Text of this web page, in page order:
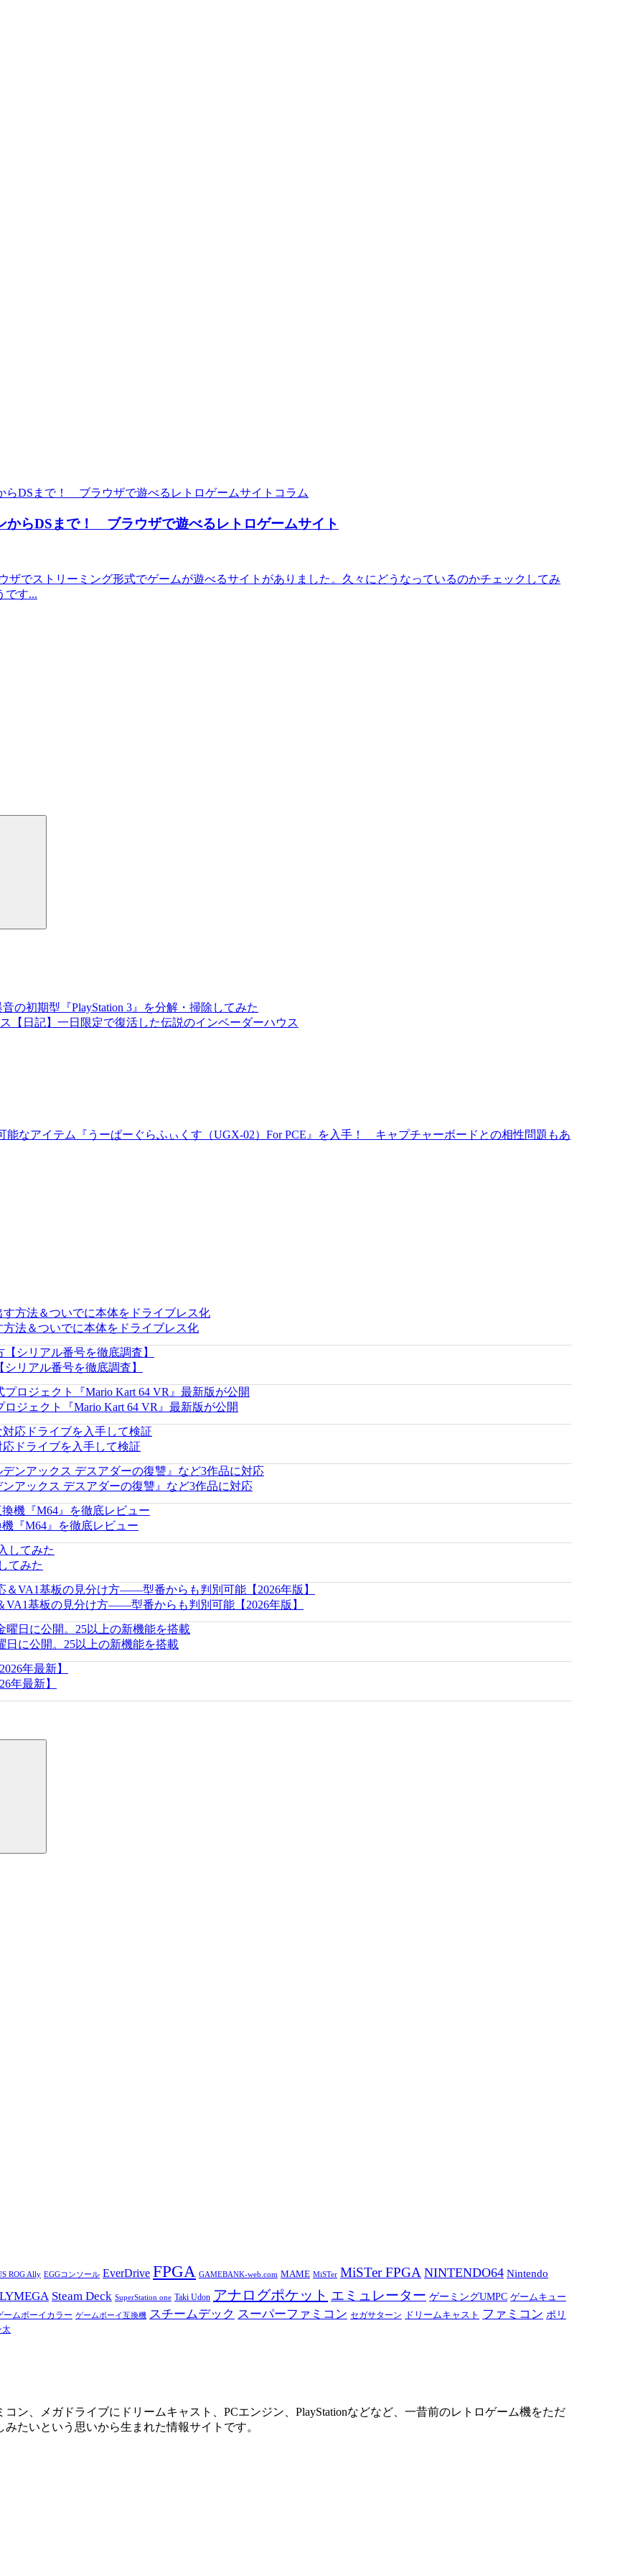
コラム
からDSまで！ ブラウザで遊べるレトロゲームサイト
でストリーミング形式でゲームが遊べるサイトがありました。久々にどうなっているのかチェックしてみ
です...
音の初期型『PlayStation 3』を分解・掃除してみた
【日記】一日限定で復活した伝説のインベーダーハウス
能なアイテム『うーぱーぐらふぃくす（UGX-02）For PCE』を入手！ キャプチャーボードとの相性問題もあ
法＆ついでに本体をドライブレス化
リアル番号を徹底調査】
ジェクト『Mario Kart 64 VR』最新版が公開
ドライブを入手して検証
アックス デスアダーの復讐』など3作品に対応
『M64』を徹底レビュー
てみた
基板の見分け方——型番からも判別可能【2026年版】
日に公開。25以上の新機能を搭載
年最新】
ROG Ally EGGコンソール EverDrive FPGA GAMEBANK-web.com MAME MiSTer MiSTer FPGA NINTENDO64 Nintendo
Steam Deck SuperStation one Taki Udon アナログポケット エミュレーター ゲーミングUMPC ゲームキュー
ームボーイカラー ゲームボーイ互換機 スチームデック スーパーファミコン セガサターン ドリームキャスト ファミコン ポリ
太
ン、メガドライブにドリームキャスト、PCエンジン、PlayStationなどなど、一昔前のレトロゲーム機をただ
たいという思いから生まれた情報サイトです。